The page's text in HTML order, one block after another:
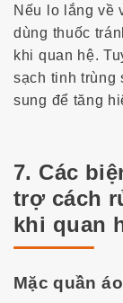
Nếu lo lắng về
dùng thuốc
khi quan hệ.
sạch tinh trùng
sung để tăng
7. Các
trợ cách
khi quan
Mặc quần